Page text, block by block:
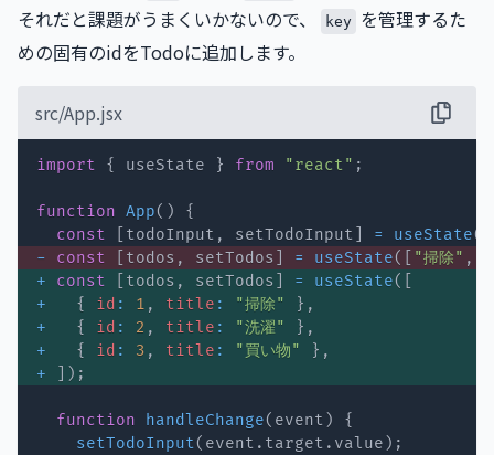
それだと課題がうまくいかないので、
key を管理するた
めの固有のidをTodoに追加します。
src/App.jsx
import { useState } from "react" ;
function App( )
{
const
todoInput , setTodoInput = useState(
-
const todos , setTodos = useState( "掃除" ,
+
const todos , setTodos = useState(
+
{ id : 1 , title : "掃除" } ,
+
{ id : 2 , title : "洗濯" } ,
+
{ id : 3 , title : "買い物" } ,
+
) ;
function handleChange( event )
{
setTodoInput( event . target . value ) ;